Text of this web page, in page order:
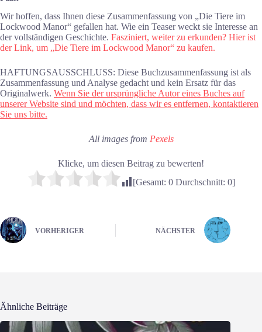
Wir hoffen, dass Ihnen diese Zusammenfassung von „Die Tiere im
Lockwood Manor“ gefallen hat. Wie ein Teaser weckt sie Interesse an
der vollständigen Geschichte. Fasziniert, weiter zu erkunden? Hier ist
der Link, um „Die Tiere im Lockwood Manor“ zu kaufen.
HAFTUNGSAUSSCHLUSS: Diese Buchzusammenfassung ist als
Zusammenfassung und Analyse gedacht und kein Ersatz für das
Originalwerk. Wenn Sie der ursprüngliche Autor eines Buches auf
unserer Website sind und möchten, dass wir es entfernen, kontaktieren
Sie uns bitte.
All images from Pexels
Klicke, um diesen Beitrag zu bewerten!
[Gesamt: 0Durchschnitt: 0]
VORHERIGER NÄCHSTER
Ähnliche Beiträge